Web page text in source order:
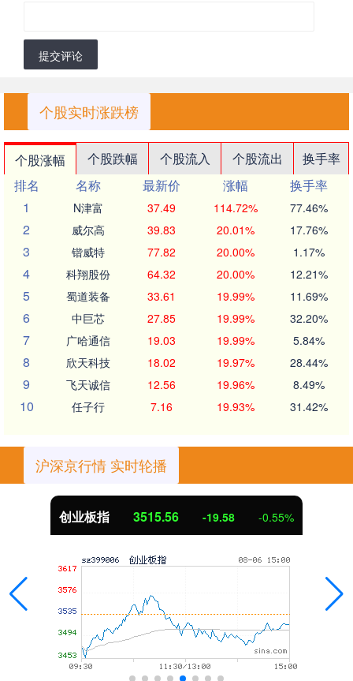
提交评论
个股实时涨跌榜
个股涨幅 个股跌幅 个股流入 个股流出
换手率
排名
名称 最新价 涨幅
换手率
1
N津富 37.49 114.72% 77.46%
2 威尔高 39.83 20.01% 17.76%
3 锴威特 77.82 20.00% 1.17%
4 科翔股份 64.32 20.00% 12.21%
5 蜀道装备 33.61 19.99% 11.69%
6 中巨芯 27.85 19.99% 32.20%
7 广哈通信 19.03 19.99% 5.84%
8 欣天科技 18.02 19.97% 28.44%
9 飞天诚信 12.56 19.96% 8.49%
10 任子行 7.16 19.93% 31.42%
沪深京行情 实时轮播
创业板指 3515.56 -19.58 -0.55%